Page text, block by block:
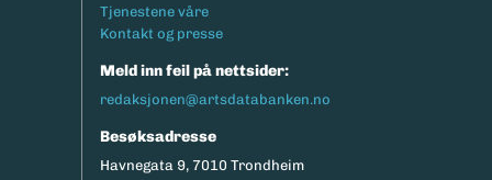
Tjenestene våre
Kontakt og presse
Meld inn feil på nettsider:
redaksjonen@artsdatabanken.no
Besøksadresse
Havnegata 9, 7010 Trondheim